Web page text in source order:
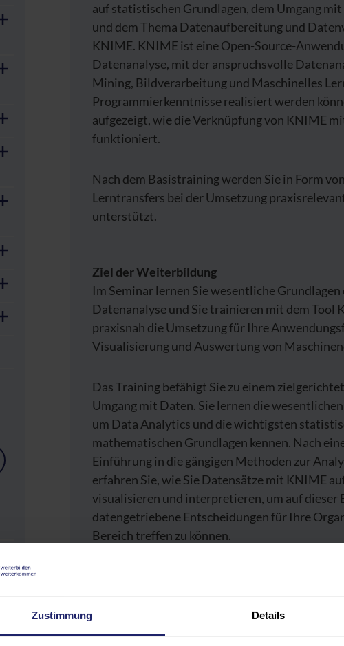
Zustimmung Details
auf statistischen Grundlagen, dem Umgang
und dem Thema Datenaufbereitung und
KNIME. KNIME ist eine Open-Source-
Datenanalyse, mit der anspruchsvolle
Mining, Bildverarbeitung und Maschinelles
Programmierkenntnisse realisiert werden
aufgezeigt, wie die Verknüpfung von KNIME
funktioniert.
Nach dem Basistraining werden Sie in Form
Lerntransfers bei der Umsetzung
unterstützt.
Ziel der Weiterbildung
Im Seminar lernen Sie wesentliche Grundlagen
Datenanalyse und Sie trainieren mit dem Tool
praxisnah die Umsetzung für Ihre
Visualisierung und Auswertung von
Das Training befähigt Sie zu einem
Umgang mit Daten. Sie lernen die
um Data Analytics und die wichtigsten
mathematischen Grundlagen kennen. Nach
Einführung in die gängigen Methoden zur
erfahren Sie, wie Sie Datensätze mit KNIME
visualisieren und interpretieren, um auf dieser
datengetriebene Entscheidungen für Ihre
Bereich treffen zu können.